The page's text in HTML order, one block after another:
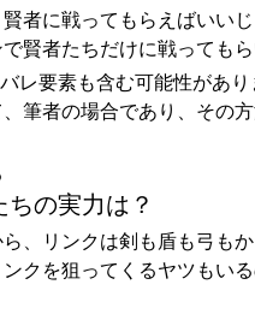
者に戦ってもらえばいい
賢者たちだけに戦ってもら
レ要素も含む可能性があ
筆者の場合であり、その
の実力は？
、リンクは剣も盾も弓も
クを狙ってくるヤツもい